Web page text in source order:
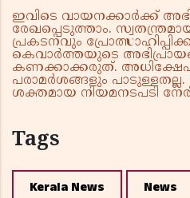
ഇവിടെ വായനക്കാർക്ക്
രേഖപ്പെടുത്താം.
പ്രകടനവും
കെവാർത്തയുടെ
കണക്കാക്കരുത്.
പരാമർശങ്ങളും
ശക്തമായ നിയമനടപടി
Tags
Kerala News News